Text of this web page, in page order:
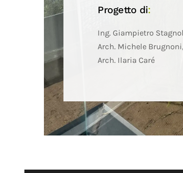
Progetto di:
Ing. Giampietro
Arch. Michele Brugnoni,
Arch. Ilaria Caré